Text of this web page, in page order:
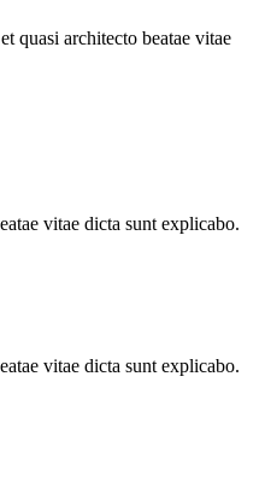
quasi architecto beatae vitae
vitae dicta sunt explicabo.
vitae dicta sunt explicabo.